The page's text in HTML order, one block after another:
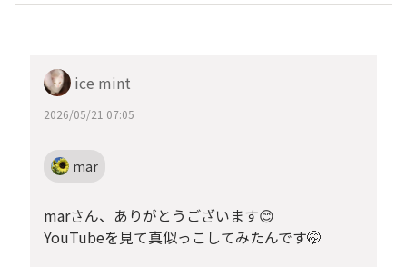
ice mint
2026/05/21 07:05
mar
marさん、ありがとうございます😊
YouTubeを見て真似っこしてみたんです🤭